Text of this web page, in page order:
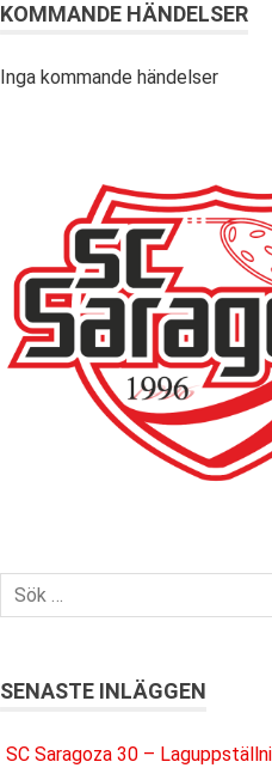
KOMMANDE HÄNDELSER
Inga kommande händelser
SENASTE INLÄGGEN
SC Saragoza 30 –